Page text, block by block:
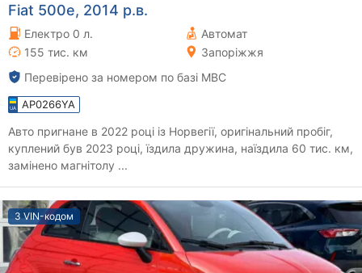
Fiat 500e, 2014 р.в.
Електро 0 л.
Автомат
155 тис. км
Запоріжжя
Перевірено за номером по базі МВС
AP0266YA
Авто пригнане в 2022 році із Норвегії, оригінальний пробіг,
куплений був 2023 році, їздила дружина, наїздила 60 тис. км,
замінено магнітолу ...
З VIN-кодом